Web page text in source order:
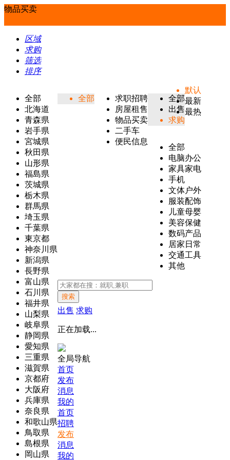
物品买卖
区域
求购
筛选
排序
全部
北海道
青森県
岩手県
宮城県
秋田県
山形県
福島県
茨城県
栃木県
群馬県
埼玉県
千葉県
東京都
神奈川県
新潟県
長野県
富山県
石川県
福井県
山梨県
岐阜県
静岡県
愛知県
三重県
滋賀県
京都府
大阪府
兵庫県
奈良県
和歌山県
鳥取県
島根県
岡山県
全部
求职招聘
房屋租售
物品买卖
二手车
便民信息
全部
出售
求购
全部
电脑办公
家具家电
手机
文体户外
服装配饰
儿童母婴
美容保健
数码产品
居家日常
交通工具
其他
默认
最新
最热
搜索
出售 求购
正在加载...
全局导航
首页
发布
消息
我的
首页
招聘
发布
消息
我的